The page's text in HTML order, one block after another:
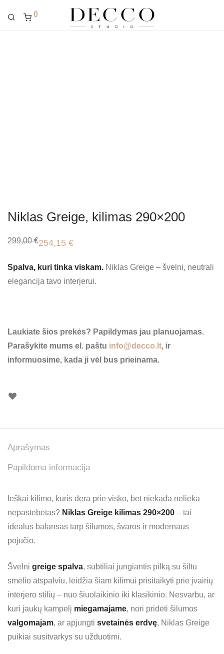
0
Niklas Greige, kilimas 290×200
299,00€
Original
299,00 €.
254,15 €
Current
254,15 €.
Spalva, kuri tinka viskam. Niklas Greige – švelni, neutrali
elegancija tavo interjerui.
Laukiate šios prekės? Papildymas jau planuojamas.
Parašykite mums el. paštu info@decco.lt, ir
informuosime, kada ji vėl bus prieinama.
Aprašymas
Papildoma informacija
Ieškai kilimo, kuris dera prie visko, bet niekada nelieka
nepastebėtas? Niklas Greige kilimas 290×200 – tai
idealus balansas tarp šilumos, švaros ir modernaus
pojūčio.
Švelni greige spalva, subtiliai jungiantis pilką su šiltu
smėlio atspalviu, leidžia šiam kilimui prisitaikyti prie įvairių
interjero stilių – nuo šiuolaikinio iki klasikinio. Nesvarbu, ar
kuri jaukų kampelį miegamajame, nori pridėti šilumos
valgomajam, ar apjungti svetainės erdvę, Niklas Greige
puikiai susitvarkys su užduotimi.